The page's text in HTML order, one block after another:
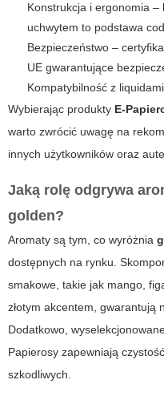
Konstrukcja i ergonomia
uchwytem to podstawa
Bezpieczeństwo –
UE gwarantujące
Kompatybilność z
Wybierając produkty E-
warto zwrócić uwagę na
innych użytkowników oraz
Jaką rolę odgrywa
golden?
Aromaty są tym, co wyróżnia
dostępnych na rynku.
smakowe, takie jak mango,
złotym akcentem, gwarantują
Dodatkowo,
Papierosy zapewniają
szkodliwych.